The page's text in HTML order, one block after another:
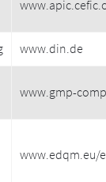
www.din.de
www.gmp-
www.edqm.eu/